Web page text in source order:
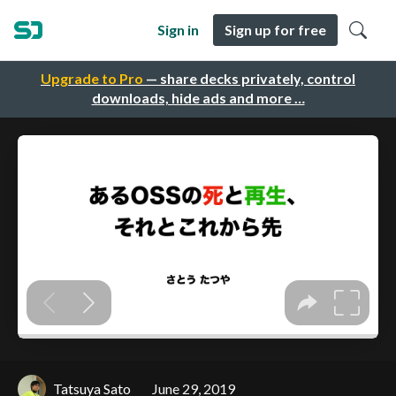
Upgrade to Pro — share decks privately, control
downloads, hide ads and more …
Sign in Sign up for free
Tatsuya Sato June 29, 2019